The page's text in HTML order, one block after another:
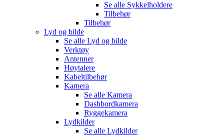
Se alle Sykkelholdere
Tilbehør
Tilbehør
Lyd og bilde
Se alle Lyd og bilde
Verktøy
Antenner
Høytalere
Kabeltilbehør
Kamera
Se alle Kamera
Dashbordkamera
Ryggekamera
Lydkilder
Se alle Lydkilder